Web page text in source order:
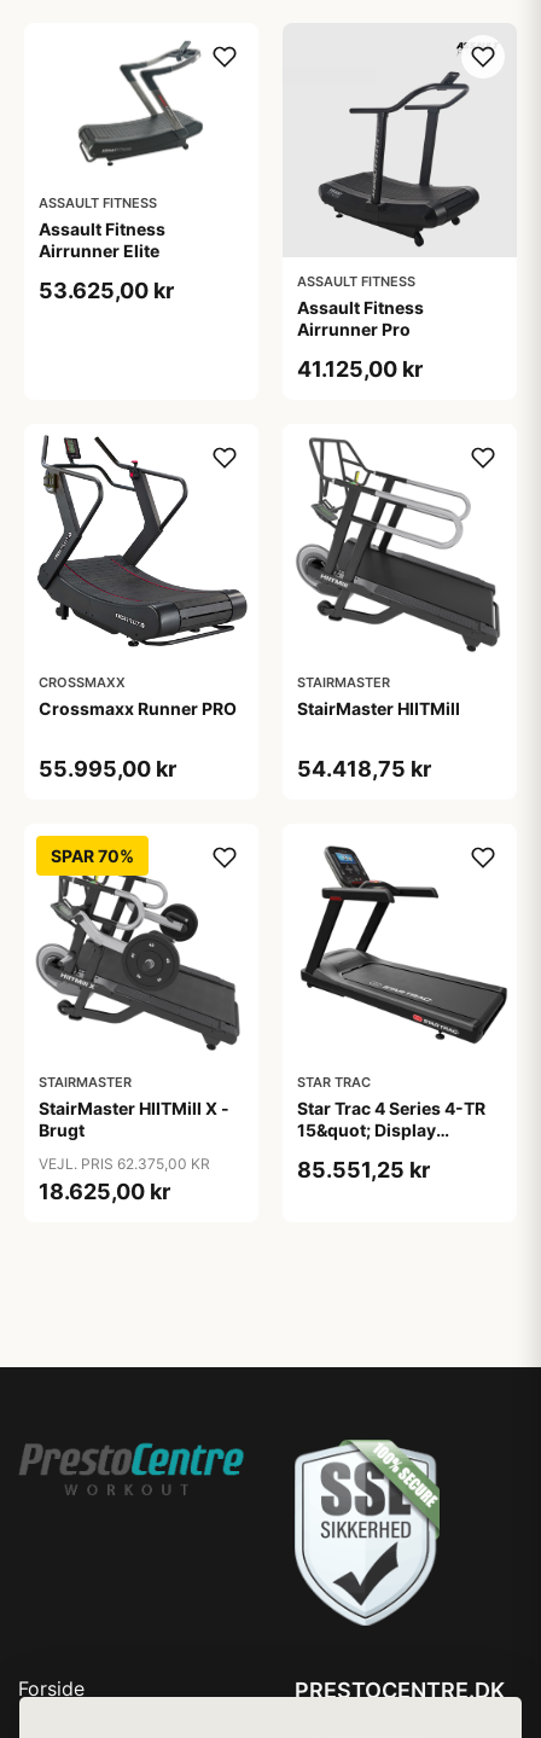
ASSAULT FITNESS
Assault Fitness
Airrunner Elite
53.625,00 kr ASSAULT FITNESS
Assault Fitness
Airrunner Pro
41.125,00 kr
CROSSMAXX
Crossmaxx Runner PRO
55.995,00 kr
STAIRMASTER
StairMaster HIITMill
54.418,75 kr
SPAR 70%
STAIRMASTER
StairMaster HIITMill X -
Brugt
VEJL. PRIS 62.375,00 KR
18.625,00 kr
STAR TRAC
Star Trac 4 Series 4-TR
15&quot; Display
85.551,25 kr
Forside
PRESTOCENTRE.DK